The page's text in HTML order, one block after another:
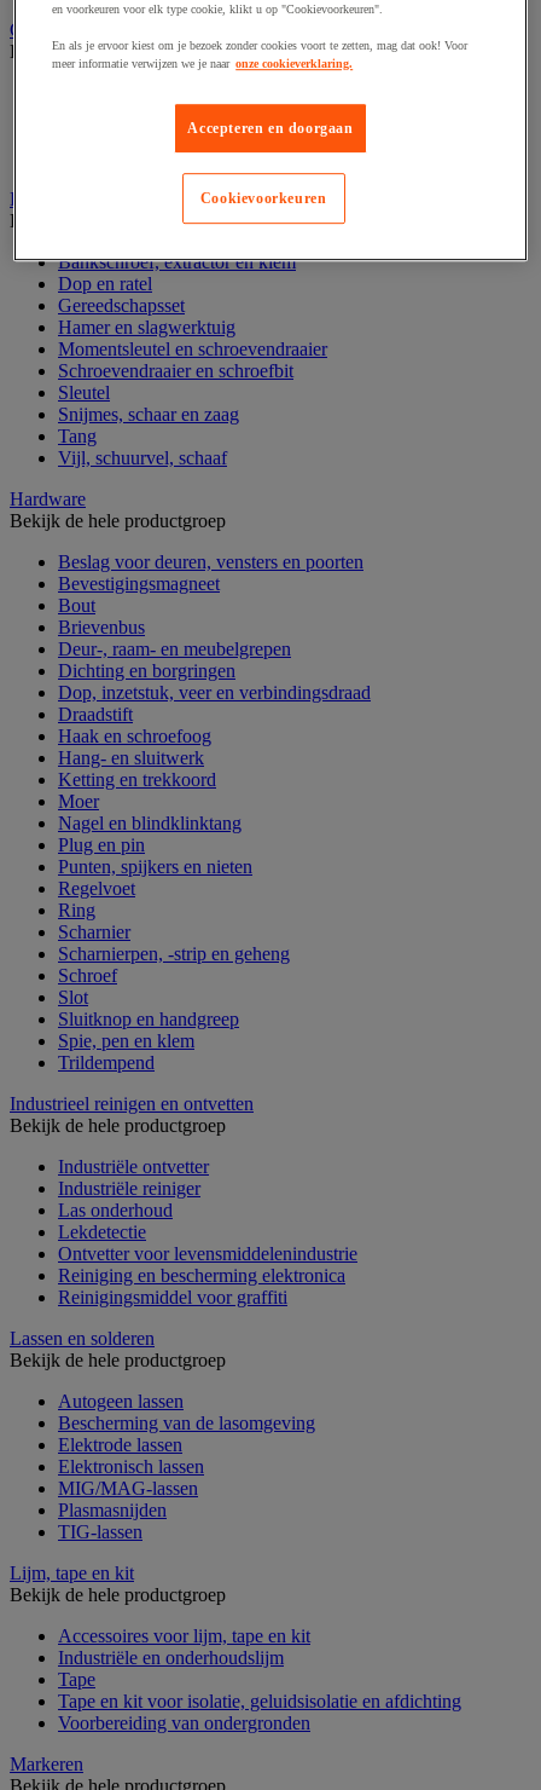
Gereedschap opbergen
Bekijk de hele productgroep
Gereedschapskoffer en versterkte kist
Verrijdbare werktafel
Handgereedschap
Bekijk de hele productgroep
Bankschroef, extractor en klem
Dop en ratel
Gereedschapsset
Hamer en slagwerktuig
Momentsleutel en schroevendraaier
Schroevendraaier en schroefbit
Sleutel
Snijmes, schaar en zaag
Tang
Vijl, schuurvel, schaaf
Hardware
Bekijk de hele productgroep
Beslag voor deuren, vensters en poorten
Bevestigingsmagneet
Bout
Brievenbus
Deur-, raam- en meubelgrepen
Dichting en borgringen
Dop, inzetstuk, veer en verbindingsdraad
Draadstift
Haak en schroefoog
Hang- en sluitwerk
Ketting en trekkoord
Moer
Nagel en blindklinktang
Plug en pin
Punten, spijkers en nieten
Regelvoet
Ring
Scharnier
Scharnierpen, -strip en geheng
Schroef
Slot
Sluitknop en handgreep
Spie, pen en klem
Trildempend
Industrieel reinigen en ontvetten
Bekijk de hele productgroep
Industriële ontvetter
Industriële reiniger
Las onderhoud
Lekdetectie
Ontvetter voor levensmiddelenindustrie
Reiniging en bescherming elektronica
Reinigingsmiddel voor graffiti
Lassen en solderen
Bekijk de hele productgroep
Autogeen lassen
Bescherming van de lasomgeving
Elektrode lassen
Elektronisch lassen
MIG/MAG-lassen
Plasmasnijden
TIG-lassen
Lijm, tape en kit
Bekijk de hele productgroep
Accessoires voor lijm, tape en kit
Industriële en onderhoudslijm
Tape
Tape en kit voor isolatie, geluidsisolatie en afdichting
Voorbereiding van ondergronden
Markeren
Bekijk de hele productgroep
en voorkeuren voor elk type cookie, klikt u op "Cookievoorkeuren".
En als je ervoor kiest om je bezoek zonder cookies voort te zetten, mag dat ook! Voor
meer informatie verwijzen we je naar onze cookieverklaring.
Accepteren en doorgaan
Cookievoorkeuren